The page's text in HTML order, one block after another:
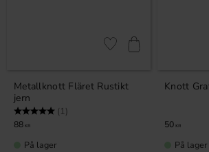
Metallknott Fläret Rustikt
jern
Karakter: (1)
88 KR
Lagre som favoritt
På lager
Knott
50 KR
På lager